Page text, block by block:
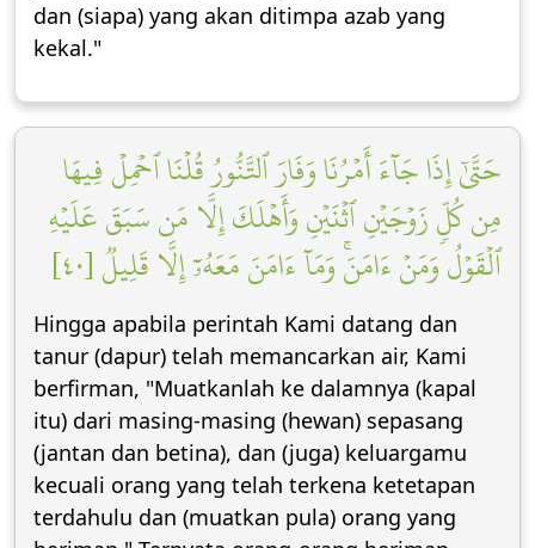
dan (siapa) yang akan ditimpa azab yang
kekal."
حَتَّىٰٓ إِذَا جَآءَ أَمۡرُنَا وَفَارَ ٱلتَّنُّورُ قُلۡنَا ٱحۡمِلۡ فِيهَا
مِن كُلّٖ زَوۡجَيۡنِ ٱثۡنَيۡنِ وَأَهۡلَكَ إِلَّا مَن سَبَقَ عَلَيۡهِ
ٱلۡقَوۡلُ وَمَنۡ ءَامَنَۚ وَمَآ ءَامَنَ مَعَهُۥٓ إِلَّا قَلِيلٞ [٤٠]
Hingga apabila perintah Kami datang dan
tanur (dapur) telah memancarkan air, Kami
berfirman, "Muatkanlah ke dalamnya (kapal
itu) dari masing-masing (hewan) sepasang
(jantan dan betina), dan (juga) keluargamu
kecuali orang yang telah terkena ketetapan
terdahulu dan (muatkan pula) orang yang